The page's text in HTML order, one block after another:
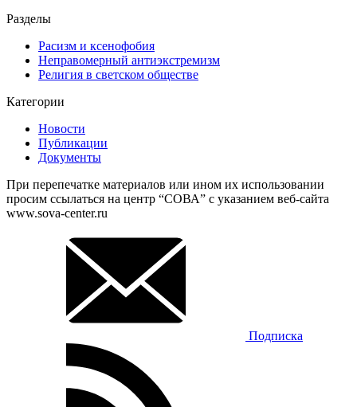
Разделы
Расизм и ксенофобия
Неправомерный антиэкстремизм
Религия в светском обществе
Категории
Новости
Публикации
Документы
При перепечатке материалов или ином их использовании
просим ссылаться на центр “СОВА” с указанием веб-сайта
www.sova-center.ru
Подписка